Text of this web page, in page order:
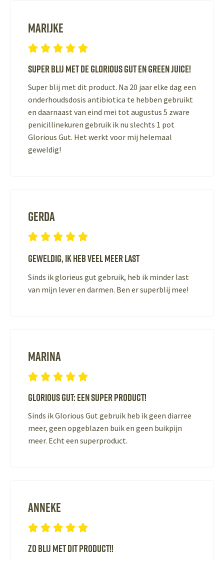
Marijke
    
Super blij met de Glorious Gut en Green Juice!
Super blij met dit product. Na 20 jaar elke dag een
onderhoudsdosis antibiotica te hebben gebruikt
en daarnaast van eind mei tot augustus 5 zware
penicillinekuren gebruik ik nu slechts 1 pot
Glorious Gut. Het werkt voor mij helemaal
geweldig!
Gerda
    
Geweldig, ik heb veel meer last
Sinds ik glorieus gut gebruik, heb ik minder last
van mijn lever en darmen. Ben er superblij mee!
Marina
    
Glorious Gut: een super product!
Sinds ik Glorious Gut gebruik heb ik geen diarree
meer, geen opgeblazen buik en geen buikpijn
meer. Echt een superproduct.
Anneke
    
Zo blij met dit product!!